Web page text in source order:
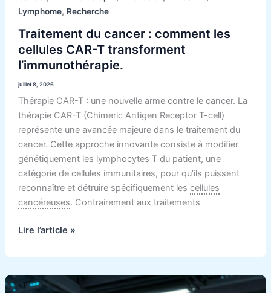
Lymphome, Recherche
Traitement du cancer : comment les
cellules CAR-T transforment
l’immunothérapie.
juillet 8, 2026
Thérapie CAR-T : une nouvelle arme contre le cancer. La
thérapie CAR-T (Chimeric Antigen Receptor T-cell)
représente une avancée majeure dans le traitement du
cancer. Cette approche innovante consiste à modifier
génétiquement les lymphocytes T du patient, une
catégorie de cellules immunitaires, pour qu’ils puissent
reconnaître et détruire spécifiquement les cellules
cancéreuses. Contrairement aux traitements
Lire l’article »
Des